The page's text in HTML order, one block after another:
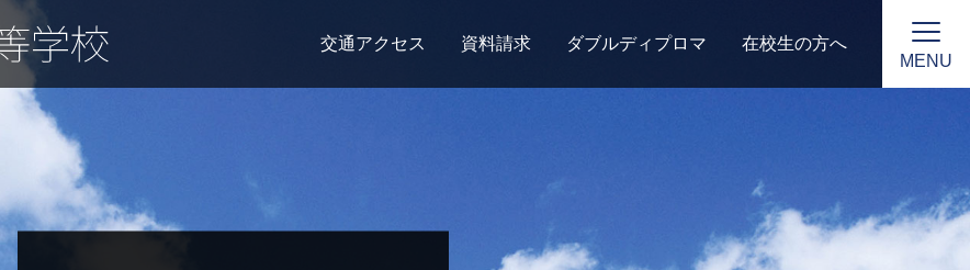
交通アクセス 資料請求 ダブルディプロマ
在校生の方へ
MENU